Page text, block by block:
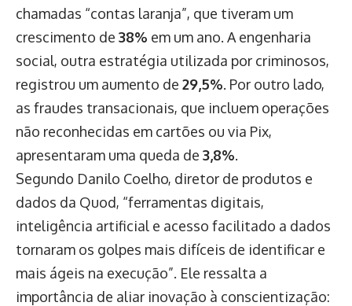
chamadas “contas laranja”, que tiveram um
crescimento de 38% em um ano. A engenharia
social, outra estratégia utilizada por criminosos,
registrou um aumento de 29,5%. Por outro lado,
as fraudes transacionais, que incluem operações
não reconhecidas em cartões ou via Pix,
apresentaram uma queda de 3,8%.
Segundo Danilo Coelho, diretor de produtos e
dados da Quod, “ferramentas digitais,
inteligência artificial e acesso facilitado a dados
tornaram os golpes mais difíceis de identificar e
mais ágeis na execução”. Ele ressalta a
importância de aliar inovação à conscientização: